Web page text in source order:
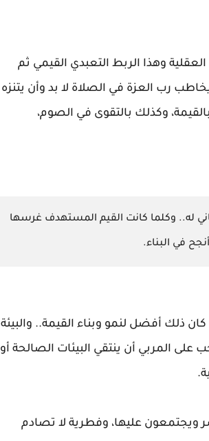
وهذا الربط التعبدي القيمي ثم
رب العزة في الصلاة لا بد وأن يتنزه
وكذلك بالتقوى في الصوم،
له.. وكلما كانت القيم المستهدف غرسها
في البناء.
ذلك أفضل لنمو وبناء القيمة.. والبيئة
المربي أن ينتقي البيئات الصالحة أو
ويجتمعون عليها، وفطرية لا تصادم